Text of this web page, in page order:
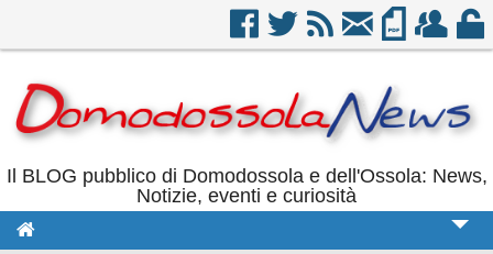
Il BLOG pubblico di Domodossola e dell'Ossola: News,
Notizie, eventi e curiosità